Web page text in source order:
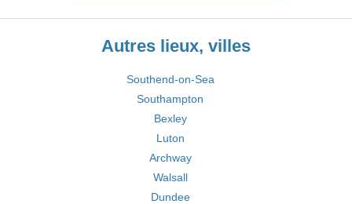
Autres lieux, villes
Southend-on-Sea
Southampton
Bexley
Luton
Archway
Walsall
Dundee